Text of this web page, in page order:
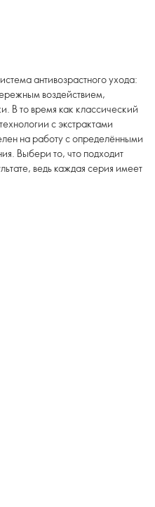
антивозрастного ухода:
воздействием,
В то время как классический
с экстрактами
на работу с определёнными
Выбери то, что подходит
ведь каждая серия имеет